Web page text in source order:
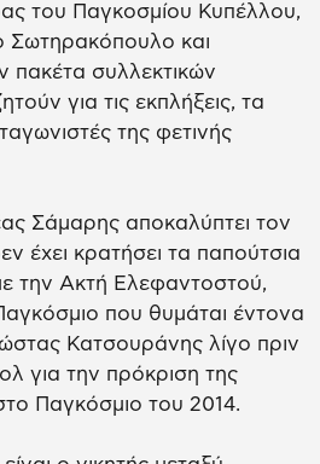
του Παγκοσμίου Κυπέλλου,
Σωτηρακόπουλο και
πακέτα συλλεκτικών
για τις εκπλήξεις, τα
της φετινής
Σάμαρης αποκαλύπτει τον
έχει κρατήσει τα παπούτσια
την Ακτή Ελεφαντοστού,
που θυμάται έντονα
Κατσουράνης λίγο πριν
για την πρόκριση της
Παγκόσμιο του 2014.